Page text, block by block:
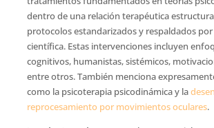
dentro de una relación terapéutica
protocolos estandarizados y respaldados
científica. Estas intervenciones incluyen
cognitivos, humanistas, sistémicos,
entre otros. También menciona
como la psicoterapia psicodinámica y la
reprocesamiento por movimientos oculares.